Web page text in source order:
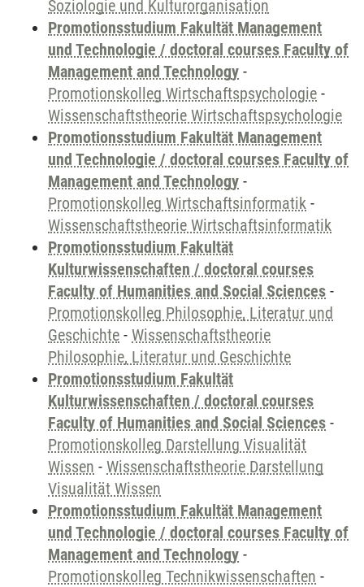
Soziologie und Kulturorganisation
Promotionsstudium Fakultät Management
und Technologie / doctoral courses Faculty of
Management and Technology -
Promotionskolleg Wirtschaftspsychologie -
Wissenschaftstheorie Wirtschaftspsychologie
Promotionsstudium Fakultät Management
und Technologie / doctoral courses Faculty of
Management and Technology -
Promotionskolleg Wirtschaftsinformatik -
Wissenschaftstheorie Wirtschaftsinformatik
Promotionsstudium Fakultät
Kulturwissenschaften / doctoral courses
Faculty of Humanities and Social Sciences -
Promotionskolleg Philosophie, Literatur und
Geschichte - Wissenschaftstheorie
Philosophie, Literatur und Geschichte
Promotionsstudium Fakultät
Kulturwissenschaften / doctoral courses
Faculty of Humanities and Social Sciences -
Promotionskolleg Darstellung Visualität
Wissen - Wissenschaftstheorie Darstellung
Visualität Wissen
Promotionsstudium Fakultät Management
und Technologie / doctoral courses Faculty of
Management and Technology -
Promotionskolleg Technikwissenschaften -